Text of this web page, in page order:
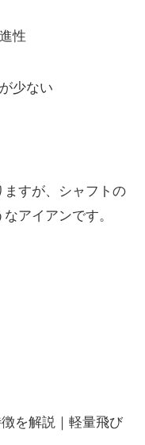
性
少ない
すが、
シャフトの
アイアンです。
を解説｜ 軽量飛び